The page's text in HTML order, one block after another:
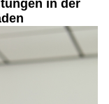
in der